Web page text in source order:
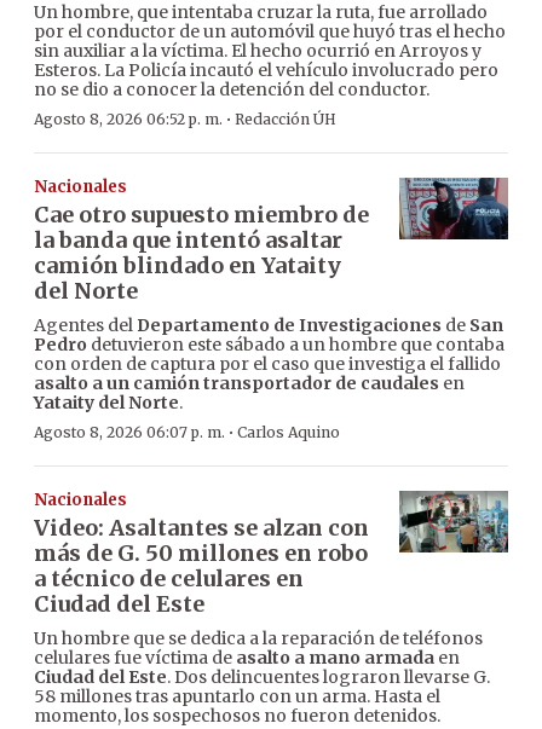
Un hombre, que intentaba cruzar la ruta, fue arrollado
por el conductor de un automóvil que huyó tras el hecho
sin auxiliar a la víctima. El hecho ocurrió en Arroyos y
Esteros. La Policía incautó el vehículo involucrado pero
no se dio a conocer la detención del conductor.
Agosto 8, 2026 06:52 p. m. · Redacción ÚH
Nacionales
Cae otro supuesto miembro de
la banda que intentó asaltar
camión blindado en Yataity
del Norte
Agentes del Departamento de Investigaciones de San
Pedro detuvieron este sábado a un hombre que contaba
con orden de captura por el caso que investiga el fallido
asalto a un camión transportador de caudales en
Yataity del Norte.
Agosto 8, 2026 06:07 p. m. · Carlos Aquino
Nacionales
Video: Asaltantes se alzan con
más de G. 50 millones en robo
a técnico de celulares en
Ciudad del Este
Un hombre que se dedica a la reparación de teléfonos
celulares fue víctima de asalto a mano armada en
Ciudad del Este. Dos delincuentes lograron llevarse G.
58 millones tras apuntarlo con un arma. Hasta el
momento, los sospechosos no fueron detenidos.